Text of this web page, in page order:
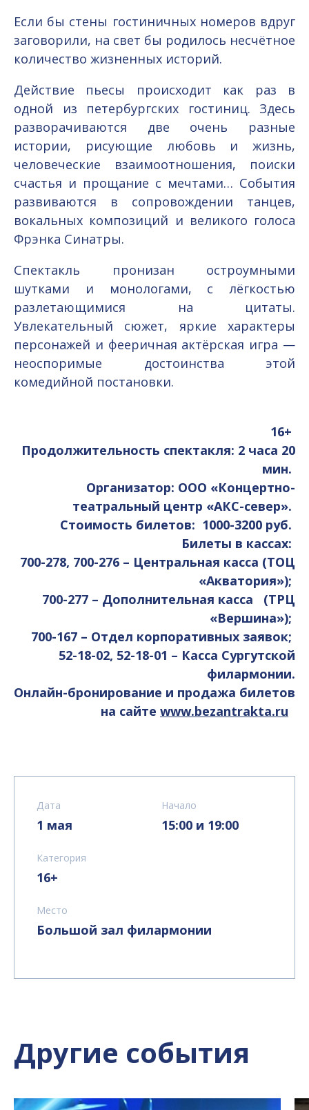
Если бы стены гостиничных номеров вдруг
заговорили, на свет бы родилось несчётное
количество жизненных историй.
Действие пьесы происходит как раз в
одной из петербургских гостиниц. Здесь
разворачиваются две очень разные
истории, рисующие любовь и жизнь,
человеческие взаимоотношения, поиски
счастья и прощание с мечтами… События
развиваются в сопровождении танцев,
вокальных композиций и великого голоса
Фрэнка Синатры.
Спектакль пронизан остроумными
шутками и монологами, с лёгкостью
разлетающимися на цитаты.
Увлекательный сюжет, яркие характеры
персонажей и фееричная актёрская игра —
неоспоримые достоинства этой
комедийной постановки.
16+
Продолжительность спектакля: 2 часа 20
мин.
Организатор: ООО «Концертно-
театральный центр «АКС-север».
Стоимость билетов: 1000-3200 руб.
Билеты в кассах:
700-278, 700-276 – Центральная касса (ТОЦ
«Акватория»);
700-277 – Дополнительная касса (ТРЦ
«Вершина»);
700-167 – Отдел корпоративных заявок;
52-18-02, 52-18-01 – Касса Сургутской
филармонии.
Онлайн-бронирование и продажа билетов
на сайте www.bezantrakta.ru
Дата
1 мая
Начало
15:00 и 19:00
Категория
16+
Место
Большой зал филармонии
Другие события